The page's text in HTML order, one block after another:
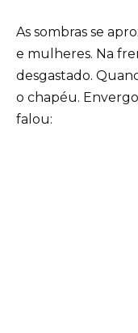
As sombras se
e mulheres. Na
desgastado.
o chapéu.
falou: